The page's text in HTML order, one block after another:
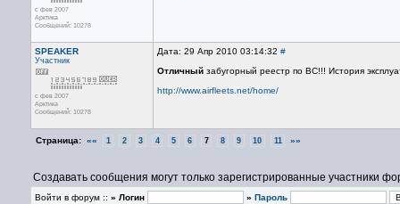
с фев 2007
Арктика
Сообщений: 10278
SPEAKER
Участник
с фев 2007
Арктика
Сообщений: 10278
Дата: 29 Апр 2010 03:14:32 #
Отличный забугорный реестр по ВС!!! История
http://www.airfleets.net/home/
Страница: «« 1 2 3 4 5 6 7 8 9 10 11 »»
Создавать сообщения могут только зарегистрированные участники
Войти в форум :: » Логин » Пароль